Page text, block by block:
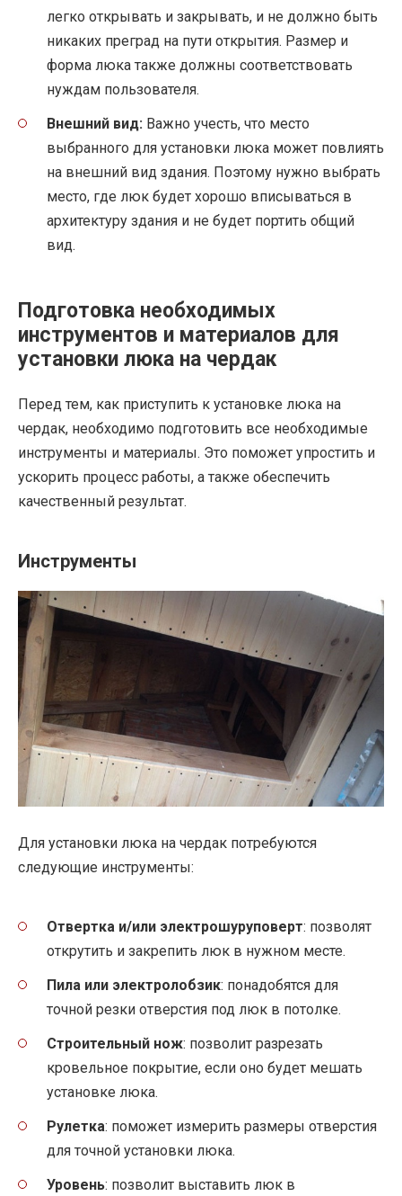
легко открывать и закрывать, и не должно быть
никаких преград на пути открытия. Размер и
форма люка также должны соответствовать
нуждам пользователя.
Внешний вид: Важно учесть, что место
выбранного для установки люка может повлиять
на внешний вид здания. Поэтому нужно выбрать
место, где люк будет хорошо вписываться в
архитектуру здания и не будет портить общий
вид.
Подготовка необходимых
инструментов и материалов для
установки люка на чердак
Перед тем, как приступить к установке люка на
чердак, необходимо подготовить все необходимые
инструменты и материалы. Это поможет упростить и
ускорить процесс работы, а также обеспечить
качественный результат.
Инструменты
Для установки люка на чердак потребуются
следующие инструменты:
Отвертка и/или электрошуруповерт: позволят
открутить и закрепить люк в нужном месте.
Пила или электролобзик: понадобятся для
точной резки отверстия под люк в потолке.
Строительный нож: позволит разрезать
кровельное покрытие, если оно будет мешать
установке люка.
Рулетка: поможет измерить размеры отверстия
для точной установки люка.
Уровень: позволит выставить люк в